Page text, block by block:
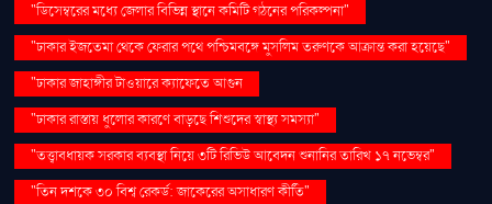
"ডিসেম্বরের মধ্যে জেলার বিভিন্ন স্থানে কমিটি গঠনের পরিকল্পনা"
"ঢাকার ইজতেমা থেকে ফেরার পথে পশ্চিমবঙ্গে মুসলিম তরুণকে আক্রান্ত করা হয়েছে"
"ঢাকার জাহাঙ্গীর টাওয়ারে ক্যাফেতে আগুন
"ঢাকার রাস্তায় ধুলোর কারণে বাড়ছে শিশুদের স্বাস্থ্য সমস্যা"
"তত্ত্বাবধায়ক সরকার ব্যবস্থা নিয়ে ৩টি রিভিউ আবেদন শুনানির তারিখ ১৭ নভেম্বর"
"তিন দশকে ৩০ বিশ্ব রেকর্ড: জাকেরের অসাধারণ কীর্তি"